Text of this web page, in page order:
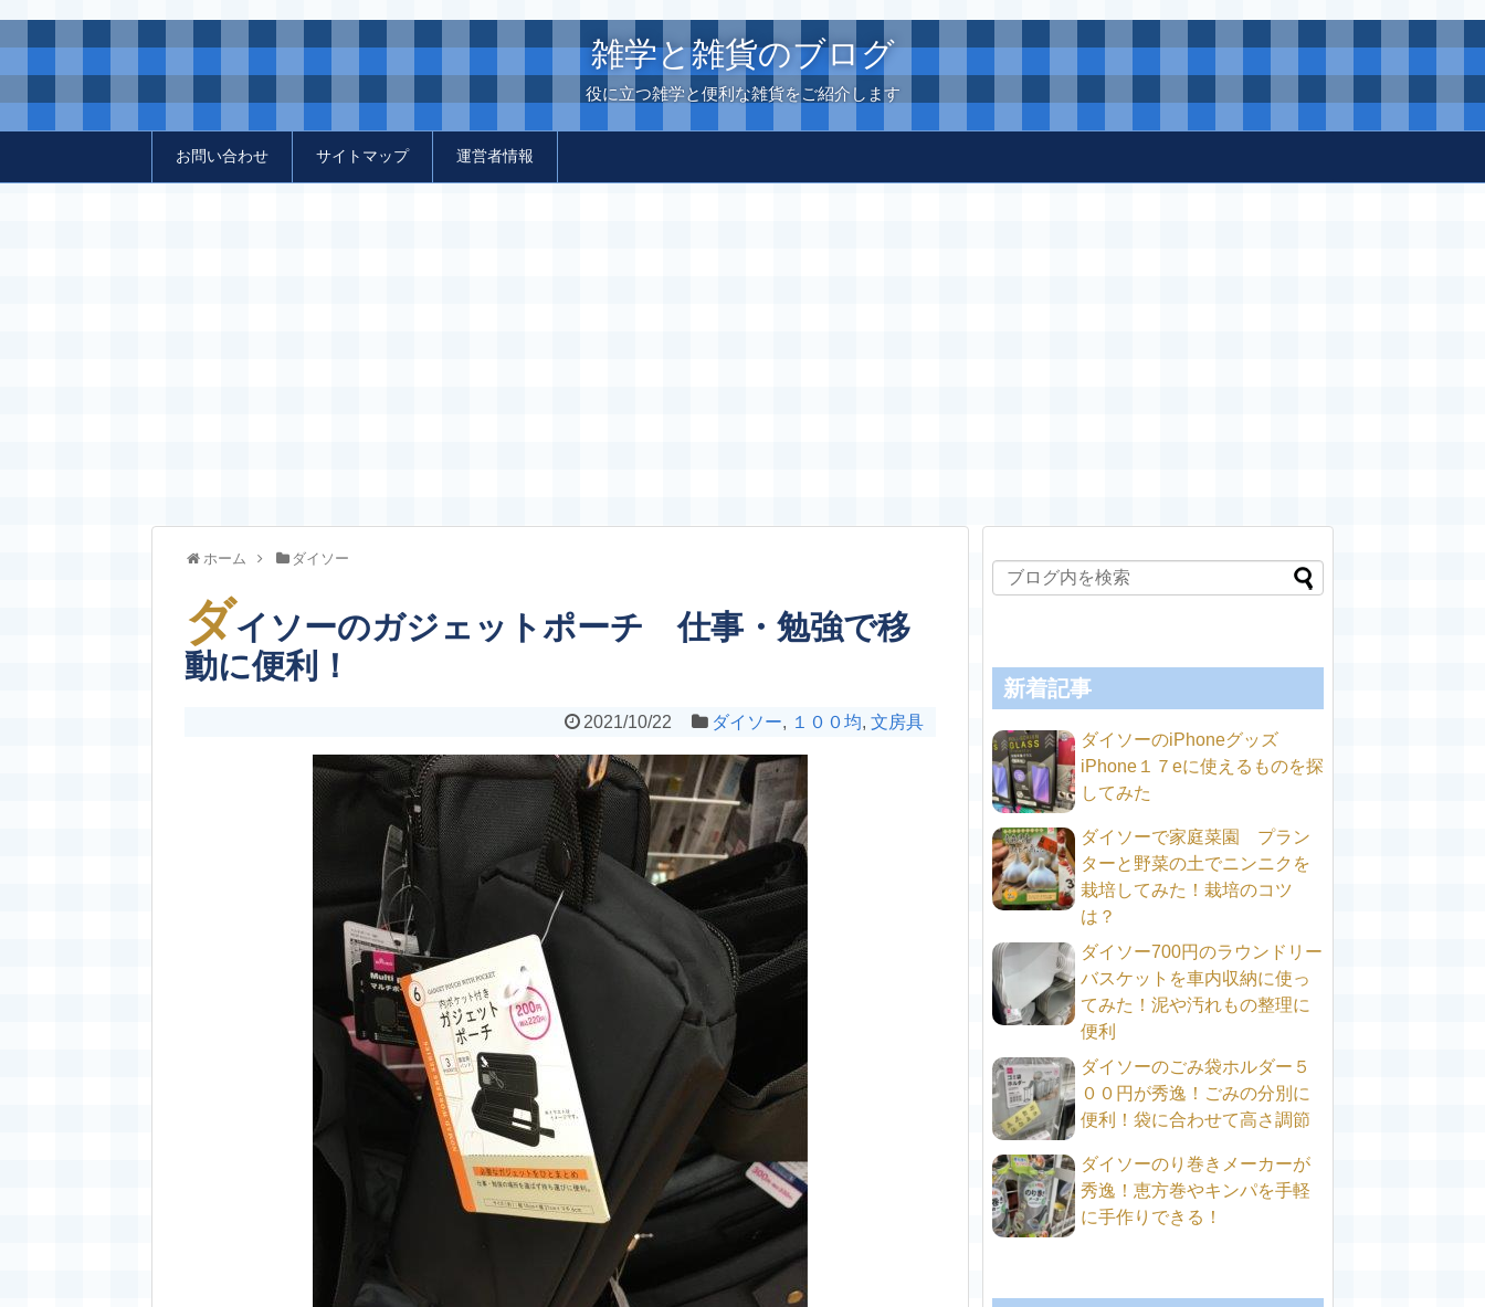
雑学と雑貨のブログ
役に立つ雑学と便利な雑貨をご紹介します
お問い合わせ サイトマップ 運営者情報
ホーム ダイソー
ダイソーのガジェットポーチ 仕事・勉強で移
動に便利！
2021/10/22 ダイソー, １００均, 文房具
新着記事
ダイソーのiPhoneグッズ
iPhone１７eに使えるものを探
してみた
ダイソーで家庭菜園 プラン
ターと野菜の土でニンニクを
栽培してみた！栽培のコツ
は？
ダイソー700円のラウンドリー
バスケットを車内収納に使っ
てみた！泥や汚れもの整理に
便利
ダイソーのごみ袋ホルダー５
００円が秀逸！ごみの分別に
便利！袋に合わせて高さ調節
ダイソーのり巻きメーカーが
秀逸！恵方巻やキンパを手軽
に手作りできる！